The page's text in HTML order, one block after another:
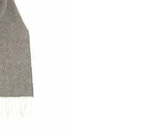
aufsteigender
Reihenfolge
zu
sortieren